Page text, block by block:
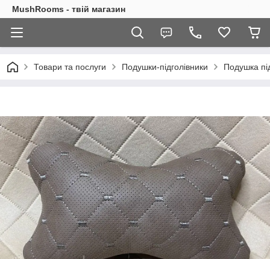
MushRooms - твій магазин
Товари та послуги Подушки-підголівники Подушка